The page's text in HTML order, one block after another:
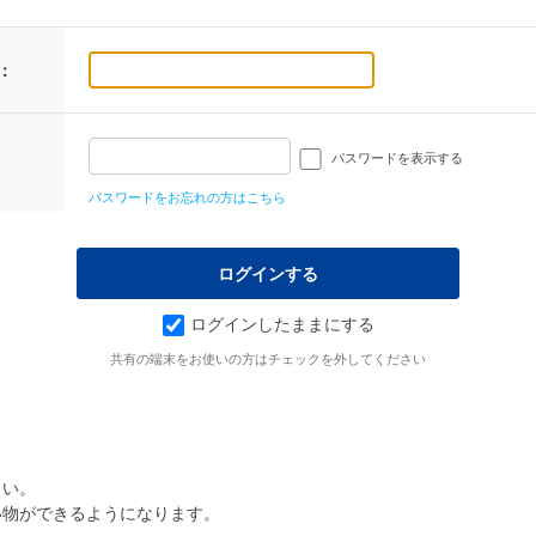
パスワードを表示する
パスワードをお忘れの方はこちら
ログインしたままにする
共有の端末をお使いの方はチェックを外してください
。
ができるようになります。